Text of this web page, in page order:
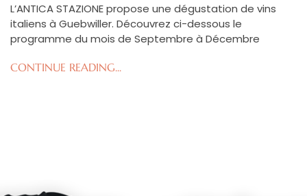
L’ANTICA STAZIONE propose une dégustation de vins
italiens à Guebwiller. Découvrez ci-dessous le
programme du mois de Septembre à Décembre
CONTINUE READING...